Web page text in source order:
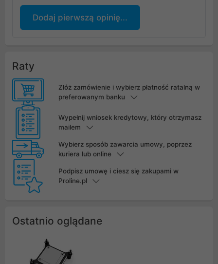
Dodaj pierwszą opinię...
Raty
Złóż zamówienie i wybierz płatność ratalną w
preferowanym banku
Wypełnij wniosek kredytowy, który otrzymasz
mailem
Wybierz sposób zawarcia umowy, poprzez
kuriera lub online
Podpisz umowę i ciesz się zakupami w
Proline.pl
Ostatnio oglądane